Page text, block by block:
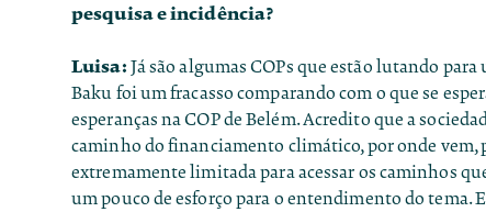
pesquisa e incidência?
Luisa: Já são algumas COPs que estão lutando
Baku foi um fracasso comparando com o que se
esperanças na COP de Belém. Acredito que a
caminho do financiamento climático, por onde vem,
extremamente limitada para acessar os caminhos
um pouco de esforço para o entendimento do tema.